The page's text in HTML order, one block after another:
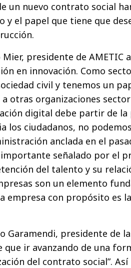
un nuevo contrato social
y el papel que tiene que
presidente de AMETIC
en innovación. Como
civil y tenemos un
otras organizaciones
digital debe partir de
los ciudadanos, no
anclada en el
señalado por el
del talento y su
son un elemento
empresa con propósito es
Garamendi, presidente de la
que ir avanzando de una
del contrato social”.